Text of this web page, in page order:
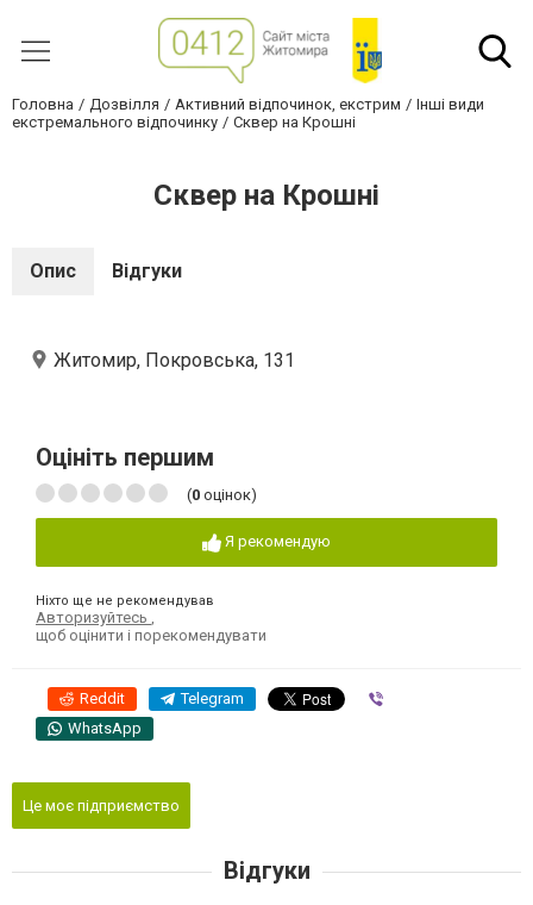
Головна Дозвілля Активний відпочинок, екстрим
Інші види
екстремального відпочинку
Сквер на Крошні
Сквер на Крошні
Опис Відгуки
Житомир, Покровська, 131
Оцініть першим
(0 оцінок)
Я рекомендую
Ніхто ще не рекомендував
Авторизуйтесь
щоб оцінити і порекомендувати
Reddit Telegram
WhatsApp
Це моє підприємство
Відгуки